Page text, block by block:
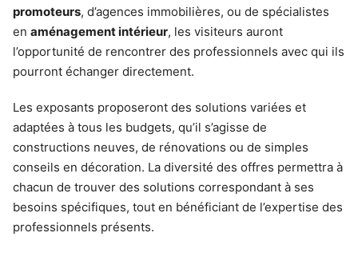
promoteurs, d’agences immobilières, ou de spécialistes
en aménagement intérieur, les visiteurs auront
l’opportunité de rencontrer des professionnels avec qui ils
pourront échanger directement.
Les exposants proposeront des solutions variées et
adaptées à tous les budgets, qu’il s’agisse de
constructions neuves, de rénovations ou de simples
conseils en décoration. La diversité des offres permettra à
chacun de trouver des solutions correspondant à ses
besoins spécifiques, tout en bénéficiant de l’expertise des
professionnels présents.